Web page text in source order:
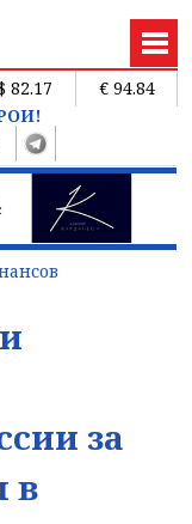
82.17
€ 94.84
за
в